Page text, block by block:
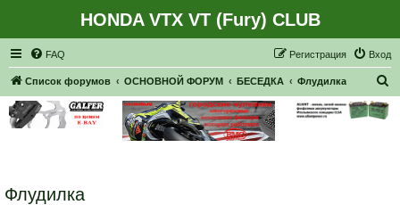
HONDA VTX VT (Fury) CLUB
FAQ Вход
Регистрация
Список форумов ОСНОВНОЙ ФОРУМ БЕСЕДКА Флудилка
Флудилка